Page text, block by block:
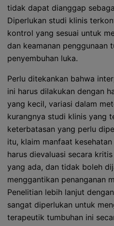
tidak dapat dianggap
Diperlukan studi klinis
kontrol yang sesuai untuk
dan keamanan penggunaan
penyembuhan luka.
Perlu ditekankan bahwa
ini harus dilakukan dengan
yang kecil, variasi dalam
kurangnya studi klinis yang
keterbatasan yang perlu
itu, klaim manfaat
harus dievaluasi secara
yang ada, dan tidak boleh
menggantikan penanganan
Penelitian lebih lanjut
sangat diperlukan untuk
terapeutik tumbuhan ini